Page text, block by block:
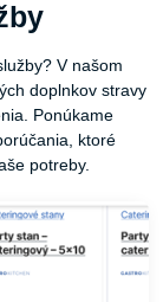
V našom
doplnkov stravy
Ponúkame
ktoré
potreby.